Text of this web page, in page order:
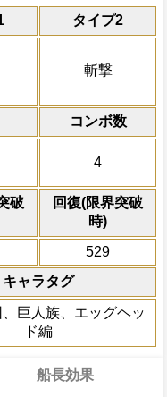
タイプ2
斬撃
コンボ数
4
破
回復(限界突破
時)
529
キャラタグ
巨人族、エッグヘッ
ド編
限界突破
通常時
減らし、強靭と斬撃タ
1ターンの間受けるダ
族][麦わらの一味][四皇]
靭タイプキャラがダメ
を上昇させる効果を発
の軽減率が90%の場合は
(1)の時、1ターンの間
と隣接スロットを自属
可)、1ターンの間チェ
靭か斬撃タイプキャラ
ギー」になり敵の状態
の間敵全体の被ダメー
上限突破
習得する効果
ーン巻き戻しを3ターン
けた次のターン、自分
ダメージ量上昇状態を
PERFECTならば、自
10%上乗せされて増加
の数に応じてダメージ
通常時
イプキャラの必殺ター
攻撃を5.25倍、体力を
スロットも有
る【一味のキャラタグ
味に[巨人族][麦わらの
タイプキャラの攻撃を
]が3人以上いる時、一味
外)がかかった場合、
敵の状態異常アイコン
た場合、次の一味のタ
」を発動する(1度の冒
揮した際の自分の必殺
Lv上限突破
効果
状態を(1)に変更、敵全
を2ターン減、下段のス
ーンの間強靭タイプキ
発動条件
ー」になり、一味にモ
ロ、ナミ、ウソップ、
、ニコ・ロビン、フラ
フェルタリ・ビビ、カ
の誰かから2人以上いる
キャラは1人とカウン
船長効果